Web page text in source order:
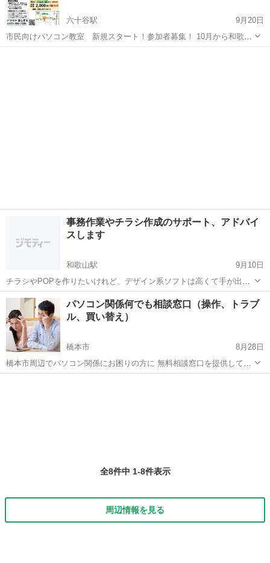
六十谷駅
9月20日
市民向けパソコン教室 新規スタート！参加者募集！ 10月から和歌山
市六十谷のオレンジカフェにて 初心者向けからスタートするパソコン
事務作業やチラシ作成のサポート、アドバイ
スします
和歌山駅
9月10日
チラシやPOPを作りたいけれど、デザイン系ソフトは高くて手が出せ
ない‥‥ 給与計算や売り上げ分析をExcelでやりたいけど関数はよく
分からない‥‥ お仕事上、経費を抑えてハイクオリティなものを利用
したいですよね。 Wo...
和歌山 和歌山市 和歌山駅 Windows総合 チラシ
パソコン関係何でも相談窓口（操作、トラブ
ル、買い替え）
橋本市
8月28日
橋本市周辺でパソコン関係にお困りの方に 無料相談窓口を提供してお
ります。（出張パソコン教室のようなものです） 大した事無かったら
全8件中 1-8件表示
周辺情報を見る